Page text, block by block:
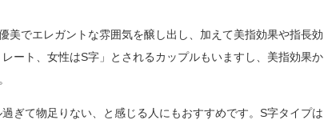
でエレガントな雰囲気を醸し出し、加えて美指効果や指長効
ート、女性はS字」とされるカップルもいますし、美指効果か
ぎて物足りない、と感じる人にもおすすめです。S字タイプは